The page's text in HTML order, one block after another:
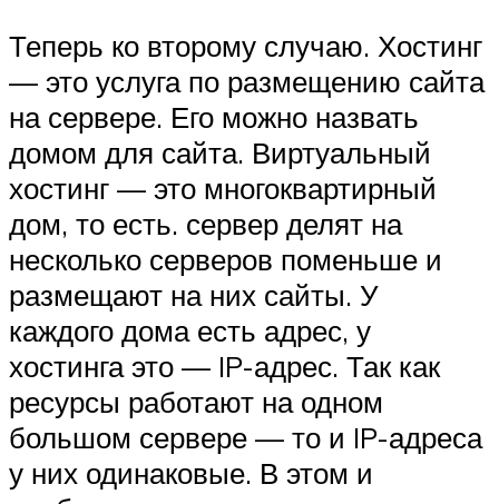
Теперь ко второму случаю. Хостинг
— это услуга по размещению сайта
на сервере. Его можно назвать
домом для сайта. Виртуальный
хостинг — это многоквартирный
дом, то есть. сервер делят на
несколько серверов поменьше и
размещают на них сайты. У
каждого дома есть адрес, у
хостинга это — IP-адрес. Так как
ресурсы работают на одном
большом сервере — то и IP-адреса
у них одинаковые. В этом и